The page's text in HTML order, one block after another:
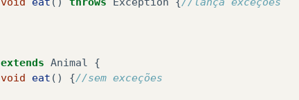
extends Animal
{
void eat () {//sem exceções